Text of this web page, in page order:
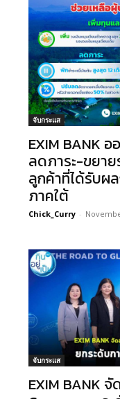
จับกระแส
EXIM BANK
ลดภาระ-ขยาย
ลูกค้าที่ได้รับผ
ภาคใต้
Chick_Curry -
จับกระแส
EXIM BANK